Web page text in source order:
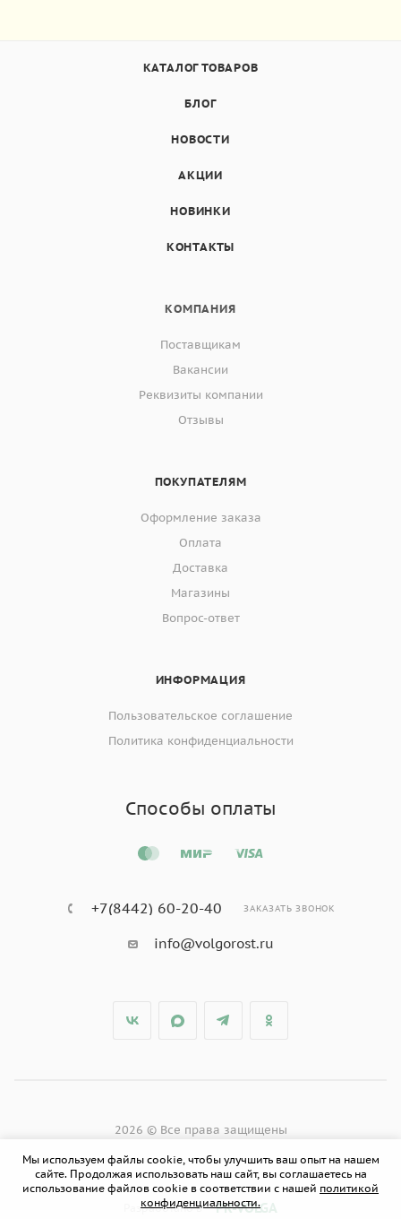
КАТАЛОГ ТОВАРОВ
БЛОГ
НОВОСТИ
АКЦИИ
НОВИНКИ
КОНТАКТЫ
КОМПАНИЯ
Поставщикам
Вакансии
Реквизиты компании
Отзывы
ПОКУПАТЕЛЯМ
Оформление заказа
Оплата
Доставка
Магазины
Вопрос-ответ
ИНФОРМАЦИЯ
Пользовательское соглашение
Политика конфиденциальности
Способы оплаты
+7(8442) 60-20-40 ЗАКАЗАТЬ ЗВОНОК
info@volgorost.ru
2026 © Все права защищены
Разработано в PR-VOLGA
Мы используем файлы cookie, чтобы улучшить ваш опыт на нашем
сайте. Продолжая использовать наш сайт, вы соглашаетесь на
использование файлов cookie в соответствии с нашей политикой
конфиденциальности.